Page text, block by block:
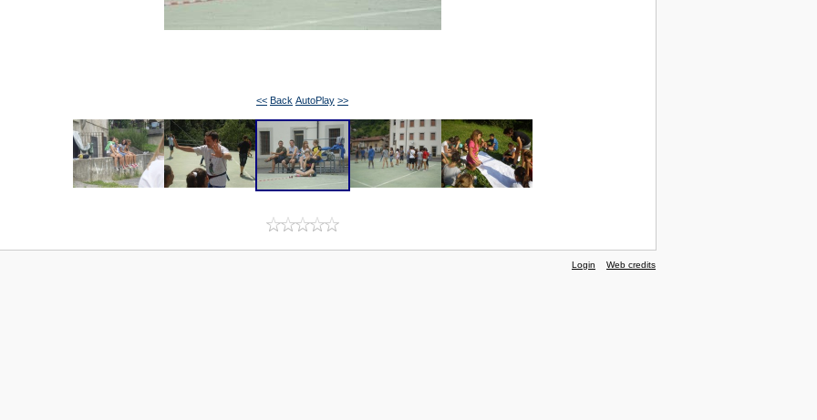
<< Back AutoPlay >>
Login Web credits